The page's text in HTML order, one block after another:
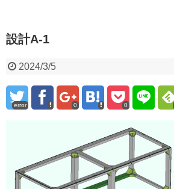
設計A-1
2024/3/5
error 0 0